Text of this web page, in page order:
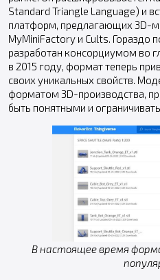
Standard Triangle Language) и
платформ, предлагающих 3D-
MyMiniFactory и Cults. Гораздо
разработан консорциумом во
в 2015 году, формат теперь
своих уникальных свойств.
форматом 3D-производства,
быть понятными и
В настоящее время